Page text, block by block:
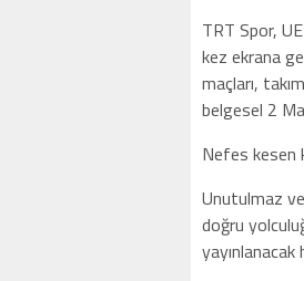
TRT Spor,
kez ekrana
maçları,
belgesel 2
Nefes kesen
Unutulmaz
doğru